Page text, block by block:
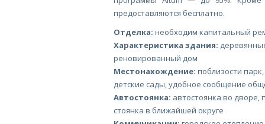
предоставляются бесплатно.
Отделка: необходим капитальный
Характеристика здания:
реновированный дом
Местонахождение: поблизости
детские сады, удобное сообщение
Автостоянка: автостоянка во дворе,
стоянка в ближайшей округе